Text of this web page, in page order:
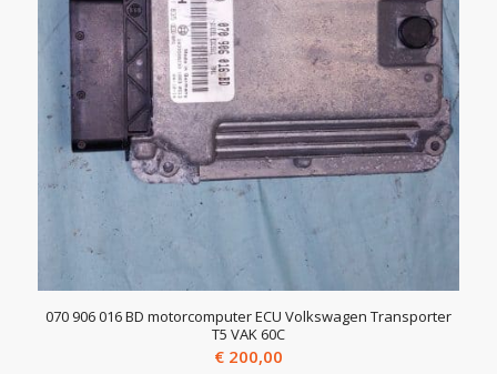
070 906 016 BD motorcomputer ECU Volkswagen Transporter
T5 VAK 60C
€200,00